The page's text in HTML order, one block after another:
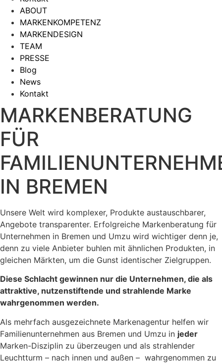
ABOUT
MARKENKOMPETENZ
MARKENDESIGN
TEAM
PRESSE
Blog
News
Kontakt
MARKENBERATUNG
FÜR
IN BREMEN
Unsere Welt wird komplexer, Produkte austauschbarer,
Angebote transparenter. Erfolgreiche Markenberatung für
Unternehmen in Bremen und Umzu wird wichtiger denn je,
denn zu viele Anbieter buhlen mit ähnlichen Produkten, in
gleichen Märkten, um die Gunst identischer Zielgruppen.
Diese Schlacht gewinnen nur die Unternehmen, die als
attraktive, nutzenstiftende und strahlende Marke
wahrgenommen werden.
Als mehrfach ausgezeichnete Markenagentur helfen wir
Familienunternehmen aus Bremen und Umzu in jeder
Marken-Disziplin zu überzeugen und als strahlender
Leuchtturm – nach innen und außen – wahrgenommen zu